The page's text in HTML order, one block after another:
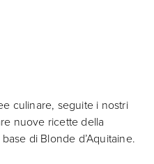
culinare, seguite i nostri
nuove ricette della
di Blonde d’Aquitaine.